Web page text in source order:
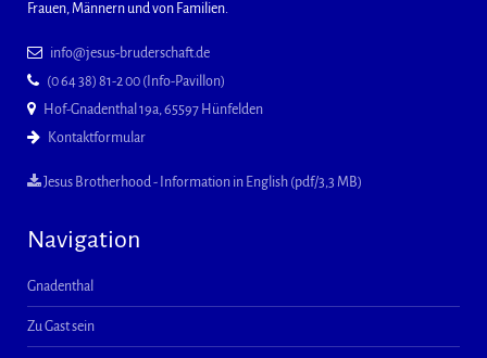
Frauen, Männern und von Familien.
info@jesus-bruderschaft.de
(0 64 38) 81-2 00 (Info-Pavillon)
Hof-Gnadenthal 19a, 65597 Hünfelden
Kontaktformular
Jesus Brotherhood - Information in English (pdf/3,3 MB)
Navigation
Gnadenthal
Zu Gast sein